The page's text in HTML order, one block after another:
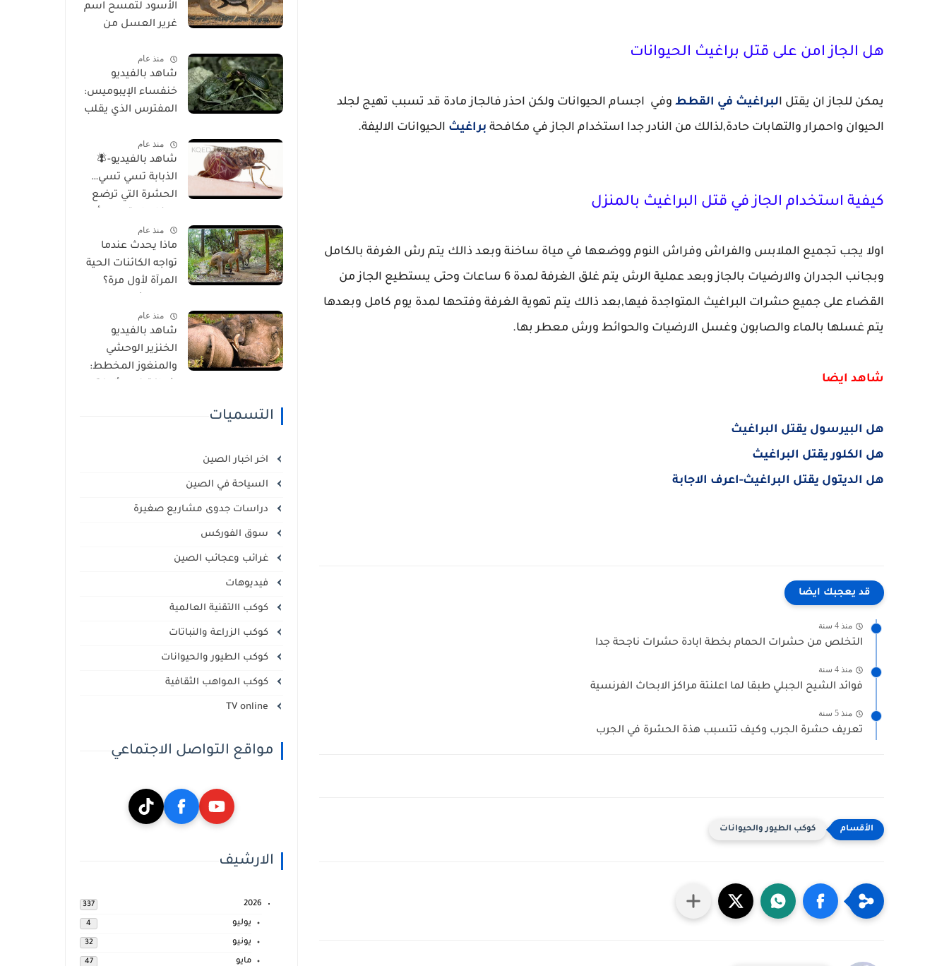
هل الجاز امن على قتل براغيث الحيوانات
يمكن للجاز ان يقتل البراغيث في القطط وفي اجسام الحيوانات ولكن احذر فالجاز مادة قد تسبب تهيج لجلد
الحيوان واحمرار والتهابات حادة,لذالك من النادر جدا استخدام الجاز في مكافحة براغيث الحيوانات الاليفة.
كيفية استخدام الجاز في قتل البراغيث بالمنزل
اولا يجب تجميع الملابس والفراش وفراش النوم ووضعها في مياة ساخنة وبعد ذالك يتم رش الغرفة بالكامل
وبجانب الجدران والارضيات بالجاز وبعد عملية الرش يتم غلق الغرفة لمدة 6 ساعات وحتى يستطيع الجاز من
القضاء على جميع حشرات البراغيث المتواجدة فيها,بعد ذالك يتم تهوية الغرفة وفتحها لمدة يوم كامل وبعدها
يتم غسلها بالماء والصابون وغسل الارضيات والحوائط ورش معطر بها.
شاهد ايضا
هل البيرسول يقتل البراغيث
هل الكلور يقتل البراغيث
هل الديتول يقتل البراغيث-اعرف الاجابة
قد يعجبك ايضا
منذ 4 سنة
التخلص من حشرات الحمام بخطة ابادة حشرات ناجحة جدا
منذ 4 سنة
فوائد الشيح الجبلي طبقا لما اعلنتة مراكز الابحاث الفرنسية
منذ 5 سنة
تعريف حشرة الجرب وكيف تتسبب هذة الحشرة في الجرب
كوكب الطيور والحيوانات
الأسود لتمسح اسم
غرير العسل من
منذ عام
شاهد بالفيديو
خنفساء الإيبوميس:
المفترس الذي يقلب
منذ عام
شاهد بالفيديو-🪰
الذبابة تسي تسي…
الحشرة التي ترضع
أخطر الأمراض في
إفريقيا!
منذ عام
ماذا يحدث عندما
تواجه الكائنات الحية
المرآة لأول مرة؟
للسلوك والوعي
الذاتي
منذ عام
شاهد بالفيديو
الخنزير الوحشي
والمنغوز المخطط:
التسميات
اخر اخبار الصين
السياحة في الصين
دراسات جدوى مشاريع صغيرة
سوق الفوركس
غرائب وعجائب الصين
فيديوهات
كوكب االتقنية العالمية
كوكب الزراعة والنباتات
كوكب الطيور والحيوانات
كوكب المواهب الثقافية
مواقع التواصل الاجتماعي
الارشيف
2026
337
يوليو 4
يونيو 32
مايو 47